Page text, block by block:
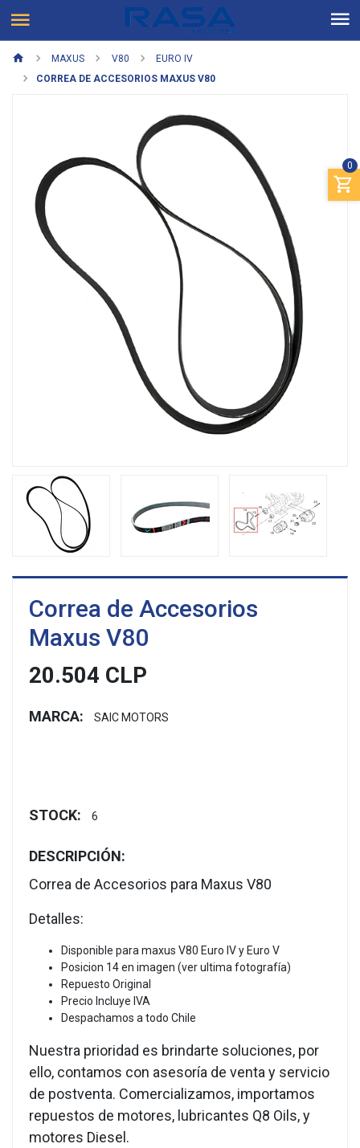
0
MAXUS V80
EURO IV
CORREA DE ACCESORIOS MAXUS V80
Correa de Accesorios
Maxus V80
20.504 CLP
MARCA: SAIC MOTORS
STOCK: 6
DESCRIPCIÓN:
Correa de Accesorios para Maxus V80
Detalles:
Disponible para maxus V80 Euro IV y Euro V
Posicion 14 en imagen (ver ultima fotografía)
Repuesto Original
Precio Incluye IVA
Despachamos a todo Chile
Nuestra prioridad es brindarte soluciones, por
ello, contamos con asesoría de venta y servicio
de postventa. Comercializamos, importamos
repuestos de motores, lubricantes Q8 Oils, y
motores Diesel.